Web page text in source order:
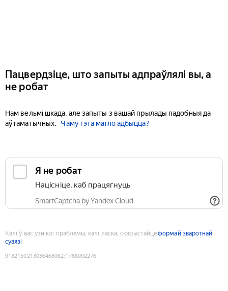
Пацвердзіце, што запыты адпраўлялі вы, а
не робат
Нам вельмі шкада, але запыты з вашай прылады падобныя да
аўтаматычных.
Чаму гэта магло адбыцца?
Я не робат
Націсніце, каб працягнуць
SmartCaptcha by Yandex Cloud
Калі ў вас узніклі праблемы, калі ласка, скарыстайцеформай зваротнай
сувязі
9182159213036468062:1786092276